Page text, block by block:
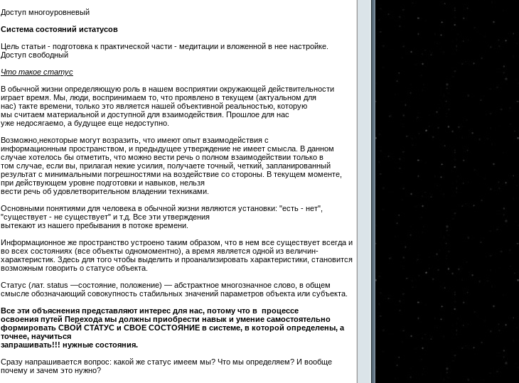
Доступ многоуровневый
Система состояний истатусов
Цель статьи - подготовка к практической части - медитации и вложенной в нее настройке.
Доступ свободный
Что такое статус
В обычной жизни определяющую роль в нашем восприятии окружающей действительности
играет время. Мы, люди, воспринимаем то, что проявлено в текущем (актуальном для
нас) такте времени, только это является нашей объективной реальностью, которую
мы считаем материальной и доступной для взаимодействия. Прошлое для нас
уже недосягаемо, а будущее еще недоступно.
Возможно,некоторые могут возразить, что имеют опыт взаимодействия с
информационным пространством, и предыдущее утверждение не имеет смысла. В данном
случае хотелось бы отметить, что можно вести речь о полном взаимодействии только в
том случае, если вы, прилагая некие усилия, получаете точный, четкий, запланированный
результат с минимальными погрешностями на воздействие со стороны. В текущем моменте,
при действующем уровне подготовки и навыков, нельзя
вести речь об удовлетворительном владении техниками.
Основными понятиями для человека в обычной жизни являются установки: "есть - нет",
"существует - не существует" и т.д. Все эти утверждения
вытекают из нашего пребывания в потоке времени.
Информационное же пространство устроено таким образом, что в нем все существует всегда и
во всех состояниях (все объекты одномоментно), а время является одной из величин-
характеристик. Здесь для того чтобы выделить и проанализировать характеристики, становится
возможным говорить о статусе объекта.
Статус (лат. status —состояние, положение) — абстрактное многозначное слово, в общем
смысле обозначающий совокупность стабильных значений параметров объекта или субъекта.
Все эти объяснения представляют интерес для нас, потому что в процессе
освоения путей Перехода мы должны приобрести навык и умение самостоятельно
формировать СВОЙ СТАТУС и СВОЕ СОСТОЯНИЕ в системе, в которой определены, а
точнее, научиться
запрашивать!!! нужные состояния.
Сразу напрашивается вопрос: какой же статус имеем мы? Что мы определяем? И вообще
почему и зачем это нужно?